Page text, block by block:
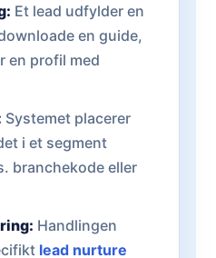
Et lead udfylder en
en guide,
en profil med
Systemet placerer
i et segment
branchekode eller
Handlingen
lead nurture